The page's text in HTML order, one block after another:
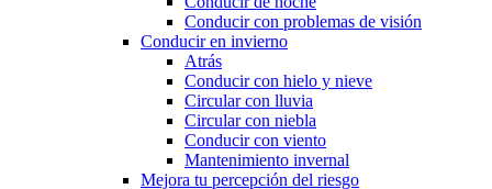
Conducir con problemas de visión
Conducir en invierno
Atrás
Conducir con hielo y nieve
Circular con lluvia
Circular con niebla
Conducir con viento
Mantenimiento invernal
Mejora tu percepción del riesgo